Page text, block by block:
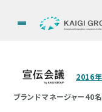
2016
ブランドマネージャー40